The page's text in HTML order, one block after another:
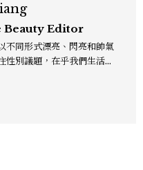
Beauty Editor
不同形式漂亮、閃亮和帥氣
性別議題，在乎我們生活的
：hanyunc／Contac